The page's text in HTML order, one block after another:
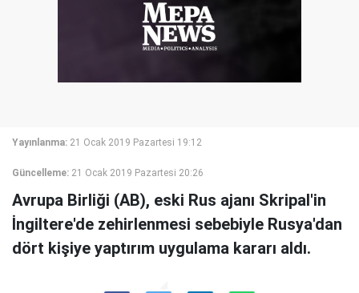
Yayınlanma: 21 Ocak 2019 Pazartesi 19:12
Güncelleme: 21 Ocak 2019 Pazartesi 20:26
Avrupa Birliği (AB), eski Rus ajanı Skripal'in
İngiltere'de zehirlenmesi sebebiyle Rusya'dan
dört kişiye yaptırım uygulama kararı aldı.